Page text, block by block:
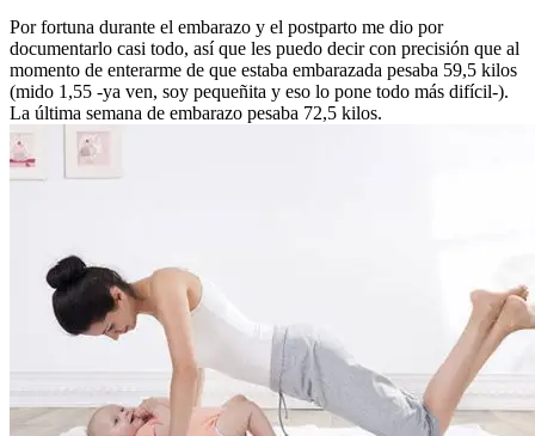
Por fortuna durante el embarazo y el postparto me dio por
documentarlo casi todo, así que les puedo decir con precisión que al
momento de enterarme de que estaba embarazada pesaba 59,5 kilos
(mido 1,55 -ya ven, soy pequeñita y eso lo pone todo más difícil-).
La última semana de embarazo pesaba 72,5 kilos.